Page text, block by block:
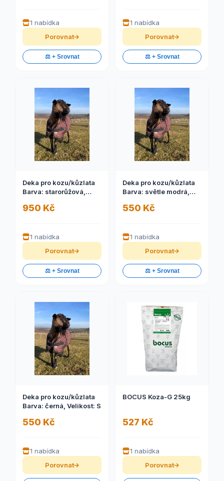
1 nabídka
Porovnat
⚖️ + Srovnat
1 nabídka
Porovnat
⚖️ + Srovnat
Deka pro kozu/kůzlata
Barva: starorůžová,
950 Kč
1 nabídka
Porovnat
⚖️ + Srovnat
Deka pro kozu/kůzlata
Barva: světle modrá,
550 Kč
1 nabídka
Porovnat
⚖️ + Srovnat
Deka pro kozu/kůzlata
Barva: černá, Velikost: S
550 Kč
1 nabídka
Porovnat
BOCUS Koza-G 25kg
527 Kč
1 nabídka
Porovnat